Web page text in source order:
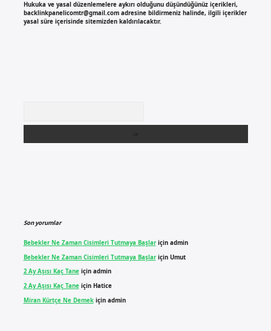
Hukuka ve yasal düzenlemelere aykırı olduğunu düşündüğünüz içerikleri,
backlinkpanelicomtr@gmail.comadresine bildirmeniz halinde, ilgili içerikler
yasal süre içerisinde sitemizden kaldırılacaktır.
Son yorumlar
Bebekler Ne Zaman Cisimleri Tutmaya Başlariçin admin
Bebekler Ne Zaman Cisimleri Tutmaya Başlariçin Umut
2 Ay Aşısı Kaç Taneiçin admin
2 Ay Aşısı Kaç Taneiçin Hatice
Miran Kürtçe Ne Demekiçin admin